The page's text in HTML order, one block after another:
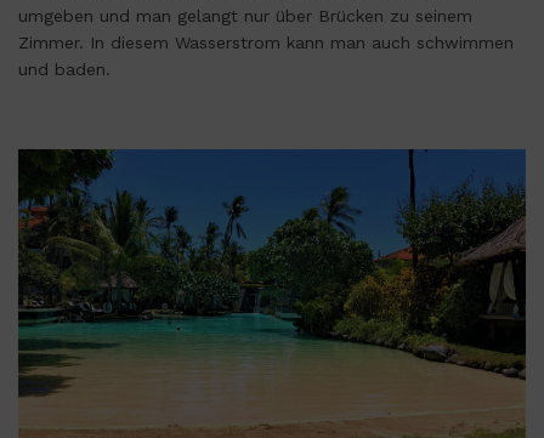
umgeben und man gelangt nur über Brücken zu seinem
Zimmer. In diesem Wasserstrom kann man auch schwimmen
und baden.